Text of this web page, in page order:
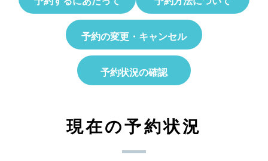
予約の変更・キャンセル
予約状況の確認
現在の予約状況